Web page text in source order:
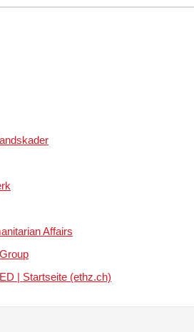
Affairs
| Startseite (ethz.ch)